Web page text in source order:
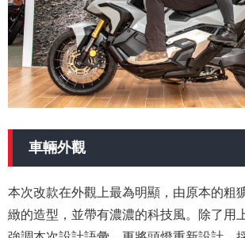
車輛外觀
本次改款在外觀上最為明顯，由原本的粗
緻的造型，並帶有濃濃的科技風。除了用